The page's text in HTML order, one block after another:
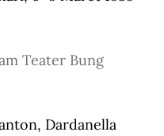
Teater Bung
Dardanella